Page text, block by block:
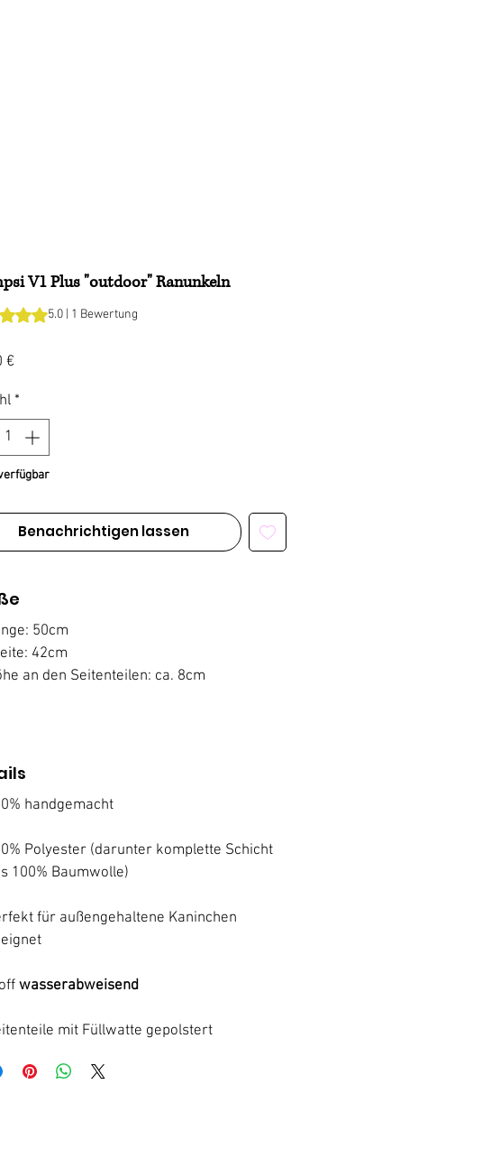
V1 Plus "outdoor" Ranunkeln
beträgt 5.0 von fünf Sternen, basierend auf 1 Bewertung.
5.0 | 1 Bewertung
€
*
Benachrichtigen lassen
50cm
42cm
an den Seitenteilen: ca. 8cm
handgemacht
Polyester (darunter komplette Schicht
100% Baumwolle)
für außengehaltene Kaninchen
wasserabweisend
mit Füllwatte gepolstert